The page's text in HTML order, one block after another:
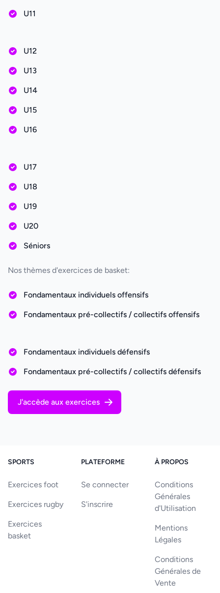
U11
U12
U13
U14
U15
U16
U17
U18
U19
U20
Séniors
Nos thèmes d'exercices de basket:
Fondamentaux individuels offensifs
Fondamentaux pré-collectifs / collectifs offensifs
Fondamentaux individuels défensifs
Fondamentaux pré-collectifs / collectifs défensifs
J'accède aux exercices
SPORTS
Exercices foot
Exercices rugby
Exercices
basket
PLATEFORME
Se connecter
S'inscrire
À PROPOS
Conditions
Générales
d'Utilisation
Mentions
Légales
Conditions
Générales de
Vente